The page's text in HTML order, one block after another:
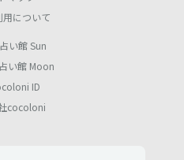
について
い館 Sun
い館 Moon
ID
cocoloni